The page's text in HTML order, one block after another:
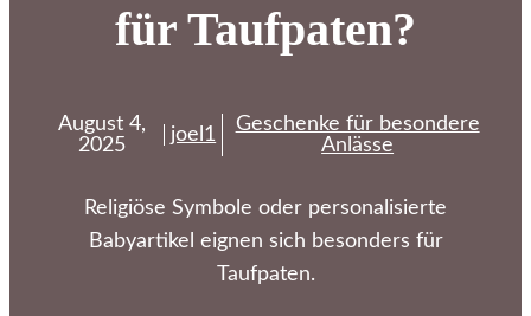
für Taufpaten?
August 4,
2025
joel1
Geschenke für besondere
Anlässe
Religiöse Symbole oder personalisierte
Babyartikel eignen sich besonders für
Taufpaten.